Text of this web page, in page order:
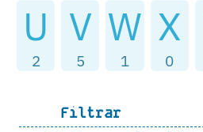
U
2
V
5
W
1
X
0
Filtrar